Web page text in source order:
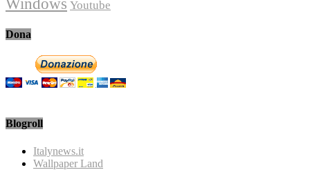
Windows Youtube
Dona
Blogroll
Italynews.it
Wallpaper Land